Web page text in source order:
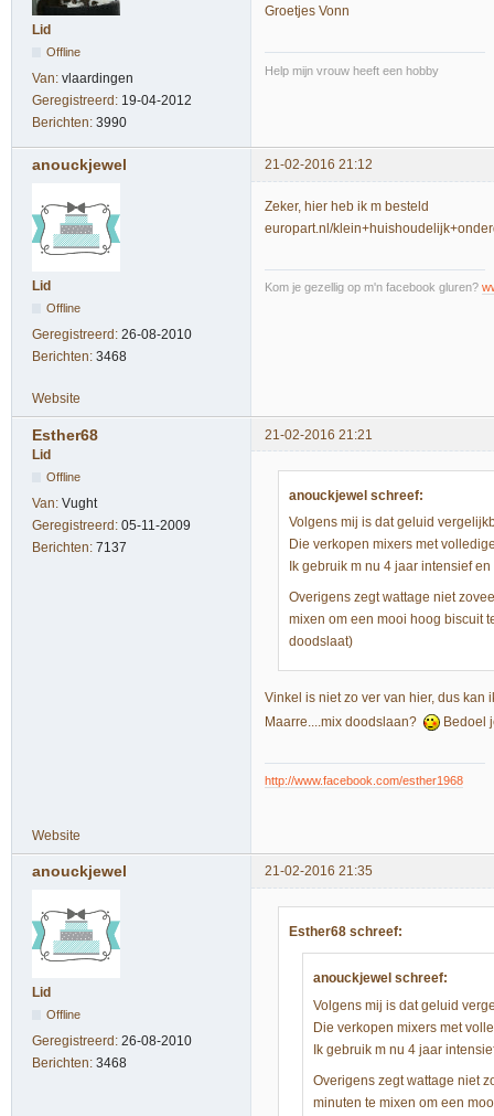
Lid
Offline
Van: vlaardingen
Geregistreerd: 19-04-2012
Berichten: 3990
Groetjes Vonn
Help mijn vrouw heeft een hobby
anouckjewel 21-02-2016 21:12
Lid
Offline
Geregistreerd: 26-08-2010
Berichten: 3468
Zeker, hier heb ik m besteld
europart.nl/
Kom je gezellig op m'n facebook gluren?
Website
Esther68
21-02-2016 21:21
Lid
Offline
Van: Vught
Geregistreerd: 05-11-2009
Berichten: 7137
anouckjewel schreef:
Volgens mij is dat geluid
Die verkopen mixers met
Ik gebruik m nu 4 jaar intensief
Overigens zegt wattage niet
mixen om een mooi hoog biscuit
doodslaat)
Vinkel is niet zo ver van hier, dus
Maarre....mix doodslaan?
Bedoel
http://www.facebook.com/esther1968
Website
anouckjewel 21-02-2016 21:35
Lid
Offline
Geregistreerd: 26-08-2010
Berichten: 3468
Esther68 schreef:
anouckjewel schreef:
Volgens mij is dat geluid
Die verkopen mixers met
Ik gebruik m nu 4 jaar
Overigens zegt wattage niet
minuten te mixen om een